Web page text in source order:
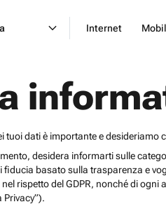
Internet
tuoi dati è importante e desideriamo
desidera informarti sulle
basato sulla trasparenza e
rispetto del GDPR, nonché di